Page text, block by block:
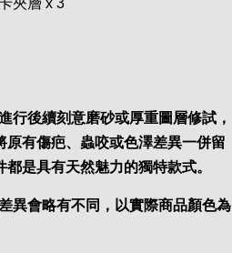
夾層 x 3
行後續刻意磨砂或厚重圖層修試，
原有傷疤、蟲咬或色澤差異一併留
是具有天然魅力的獨特款式。
異會略有不同，以實際商品顏色為